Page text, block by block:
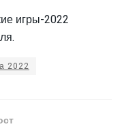
игры-2022
2022